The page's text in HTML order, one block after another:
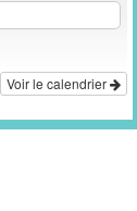
Voir le calendrier